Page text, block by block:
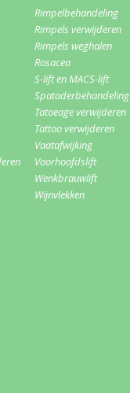
Rimpelbehandeling
Rimpels verwijderen
Rimpels weghalen
Rosacea
S-lift en MACS-lift
Spataderbehandeling
Tatoeage verwijderen
Tattoo verwijderen
Vaatafwijking
Voorhoofdslift
Wenkbrauwlift
Wijnvlekken